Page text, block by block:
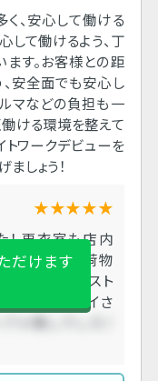
、安心して働ける
して働けるよう、丁
す。お客様との距
安全面でも安心し
ルマなどの負担も一
働ける環境を整えて
トワークデビューを
しょう！
★★★★★
！ 更衣室も店内
事終わりで 荷物
です！ キャスト
ったし ボーイさ
メ無しでした！
だけます